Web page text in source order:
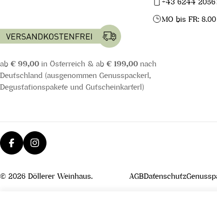
MO bis FR:
ab € 99,00 in Österreich & ab € 199,00 nach
Deutschland (ausgenommen Genusspackerl,
Degustationspakete und Gutscheinkarterl)
FacebookInstagram
© 2026 Döllerer Weinhaus. AGBDatenschutz